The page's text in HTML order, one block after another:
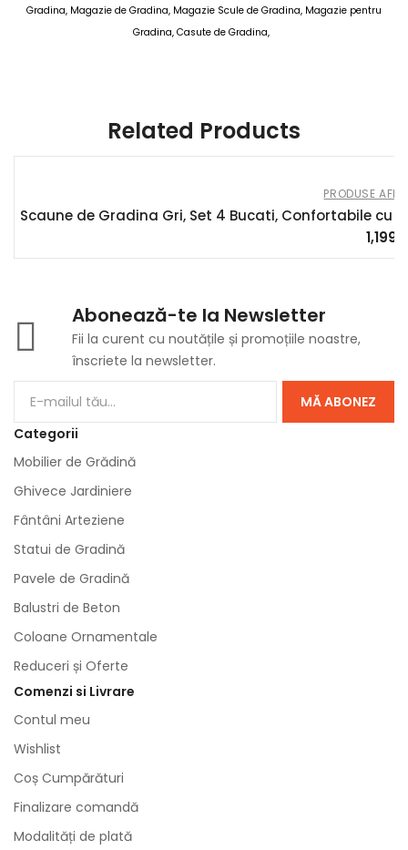
Gradina, Magazie de Gradina, Magazie Scule de Gradina, Magazie pentru
Gradina, Casute de Gradina,
Related Products
PRODUSE
Scaune de Gradina Gri, Set 4 Bucati, Confortabile cu
Abonează-te la Newsletter
Fii la curent cu noutățile și promoțiile noastre,
înscriete la newsletter.
MĂ ABONEZ
Categorii
Mobilier de Grădină
Ghivece Jardiniere
Fântâni Arteziene
Statui de Gradină
Pavele de Gradină
Balustri de Beton
Coloane Ornamentale
Reduceri și Oferte
Comenzi si Livrare
Contul meu
Wishlist
Coș Cumpărături
Finalizare comandă
Modalități de plată